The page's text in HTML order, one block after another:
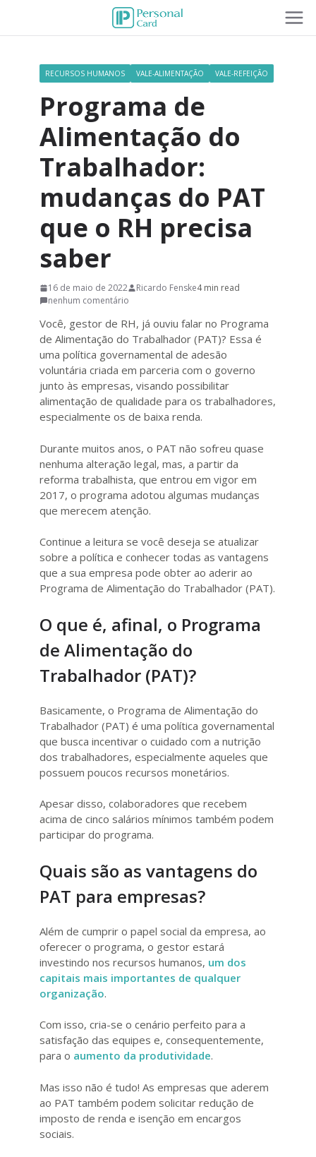
RECURSOS HUMANOS VALE-ALIMENTAÇÃO VALE-REFEIÇÃO
Programa de
Alimentação do
Trabalhador:
mudanças do PAT
que o RH precisa
saber
16 de maio de 2022 Ricardo Fenske4 min read
nenhum comentário
Você, gestor de RH, já ouviu falar no Programa
de Alimentação do Trabalhador (PAT)? Essa é
uma política governamental de adesão
voluntária criada em parceria com o governo
junto às empresas, visando possibilitar
alimentação de qualidade para os trabalhadores,
especialmente os de baixa renda.
Durante muitos anos, o PAT não sofreu quase
nenhuma alteração legal, mas, a partir da
reforma trabalhista, que entrou em vigor em
2017, o programa adotou algumas mudanças
que merecem atenção.
Continue a leitura se você deseja se atualizar
sobre a política e conhecer todas as vantagens
que a sua empresa pode obter ao aderir ao
Programa de Alimentação do Trabalhador (PAT).
O que é, afinal, o Programa
de Alimentação do
Trabalhador (PAT)?
Basicamente, o Programa de Alimentação do
Trabalhador (PAT) é uma política governamental
que busca incentivar o cuidado com a nutrição
dos trabalhadores, especialmente aqueles que
possuem poucos recursos monetários.
Apesar disso, colaboradores que recebem
acima de cinco salários mínimos também podem
participar do programa.
Quais são as vantagens do
PAT para empresas?
Além de cumprir o papel social da empresa, ao
oferecer o programa, o gestor estará
investindo nos recursos humanos, um dos
capitais mais importantes de qualquer
organização.
Com isso, cria-se o cenário perfeito para a
satisfação das equipes e, consequentemente,
para o aumento da produtividade.
Mas isso não é tudo! As empresas que aderem
ao PAT também podem solicitar redução de
imposto de renda e isenção em encargos
sociais.